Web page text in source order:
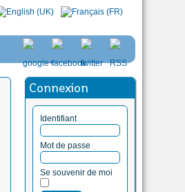
Connexion
Identifiant
Mot de passe
Se souvenir de moi